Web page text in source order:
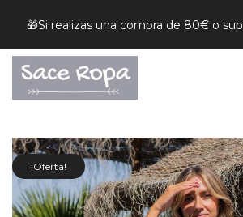
🎁Si realizas una compra de 80€ o
¡Oferta!